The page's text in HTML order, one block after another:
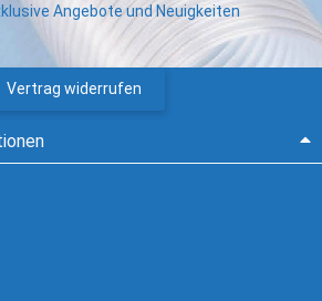
Angebote und Neuigkeiten
Vertrag widerrufen